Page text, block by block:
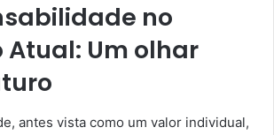
no
Atual: Um olhar
antes vista como um valor individual,